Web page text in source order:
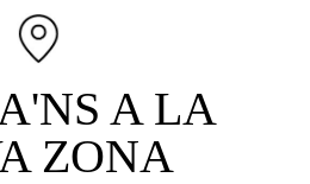
A LA
ZONA